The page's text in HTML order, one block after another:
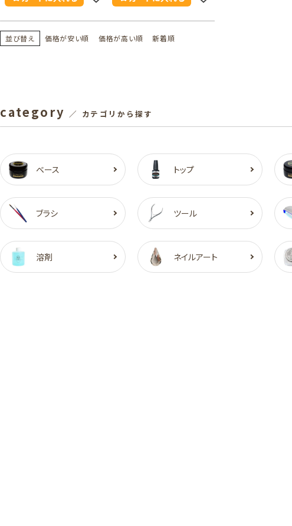
並び替え 価格が安い順 価格が高い順 新着順
category ／ カテゴリから探す
ベース トップ
ブラシ ツール
溶剤 ネイルアート